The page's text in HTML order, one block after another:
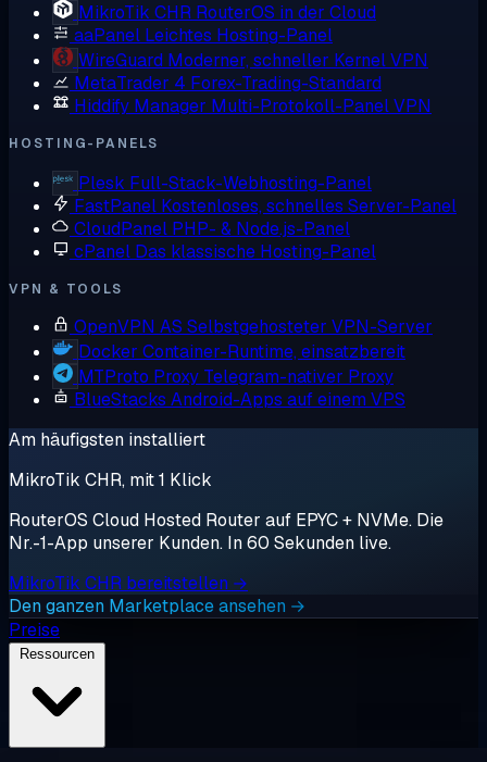
MikroTik CHR RouterOS in der Cloud
aaPanel Leichtes Hosting-Panel
WireGuard Moderner, schneller Kernel VPN
MetaTrader 4 Forex-Trading-Standard
Hiddify Manager Multi-Protokoll-Panel VPN
HOSTING-PANELS
Plesk Full-Stack-Webhosting-Panel
FastPanel Kostenloses, schnelles Server-Panel
CloudPanel PHP- & Node.js-Panel
cPanel Das klassische Hosting-Panel
VPN & TOOLS
OpenVPN AS Selbstgehosteter VPN-Server
Docker Container-Runtime, einsatzbereit
MTProto Proxy Telegram-nativer Proxy
BlueStacks Android-Apps auf einem VPS
Am häufigsten installiert
MikroTik CHR, mit 1 Klick
RouterOS Cloud Hosted Router auf EPYC + NVMe. Die
Nr.-1-App unserer Kunden. In 60 Sekunden live.
MikroTik CHR bereitstellen →
Den ganzen Marketplace ansehen →
Preise